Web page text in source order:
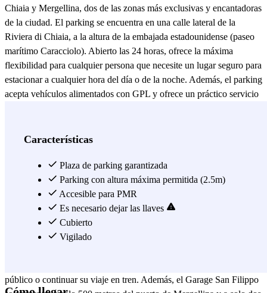
Chiaia y Mergellina, dos de las zonas más exclusivas y encantadoras
de la ciudad. El parking se encuentra en una calle lateral de la
Riviera di Chiaia, a la altura de la embajada estadounidense (paseo
marítimo Caracciolo). Abierto las 24 horas, ofrece la máxima
flexibilidad para cualquier persona que necesite un lugar seguro para
estacionar a cualquier hora del día o de la noche. Además, el parking
acepta vehículos alimentados con GPL y ofrece un práctico servicio
Filippo es estratégica y está bien conectada, ideal tanto para quienes
moverse rápidamente hacia otras áreas de la ciudad. A poca distancia
se encuentran los principales puntos de interés de la zona, como el
paseo marítimo de Mergellina, con sus impresionantes vistas al
Golfo de Nápoles, y el barrio de Chiaia, famoso por sus elegantes
boutiques, restaurantes y locales de moda. Desde el parking se
puede llegar fácilmente a las estaciones de tren de Nápoles
público o continuar su viaje en tren. Además, el Garage San Filippo
Características
Plaza de parking garantizada
Parking con altura máxima permitida (2.5m)
Accesible para PMR
Es necesario dejar las llaves
Cubierto
Vigilado